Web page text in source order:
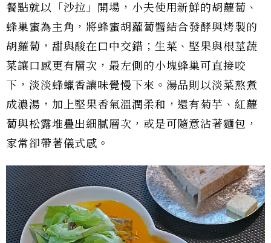
餐點就以「沙拉」開場，小夫使用新鮮的胡蘿蔔、
蜂巢蜜為主角，將蜂蜜胡蘿蔔醬結合發酵與烤製的
胡蘿蔔，甜與酸在口中交錯；生菜、堅果與根莖蔬
菜讓口感更有層次，最左側的小塊蜂巢可直接咬
下，淡淡蜂蠟香讓味覺慢下來。湯品則以淡菜熬煮
成濃湯，加上堅果香氣溫潤柔和，還有菊芋、紅蘿
蔔與松露堆疊出細膩層次，或是可隨意沾著麵包，
家常卻帶著儀式感。